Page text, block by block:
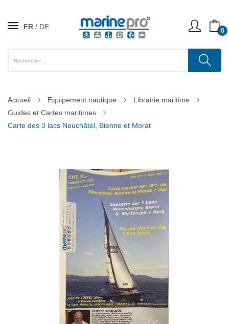
FR DE 0
Accueil Equipement nautique
Librairie maritime
Guides et Cartes maritimes
Carte des 3 lacs Neuchâtel, Bienne et Morat